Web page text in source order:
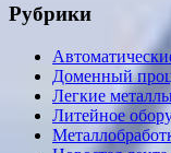
Рубрики
Доменный
Легкие
Литейное